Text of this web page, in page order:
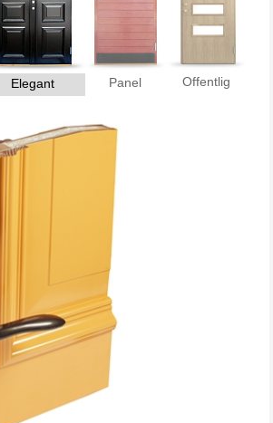
Elegant
Panel Offentlig